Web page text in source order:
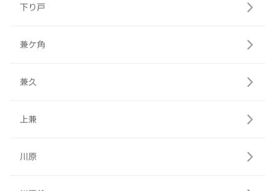
下り戸
兼ケ角
兼久
上兼
川原